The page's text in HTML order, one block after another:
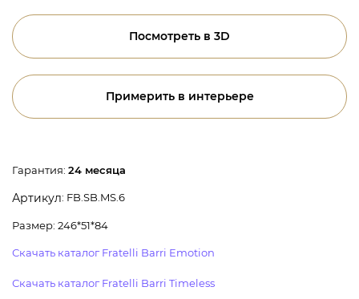
Посмотреть в 3D
Примерить в интерьере
Гарантия: 24 месяца
Артикул: FB.SB.MS.6
Размер: 246*51*84
Скачать каталог Fratelli Barri Emotion
Скачать каталог Fratelli Barri Timeless